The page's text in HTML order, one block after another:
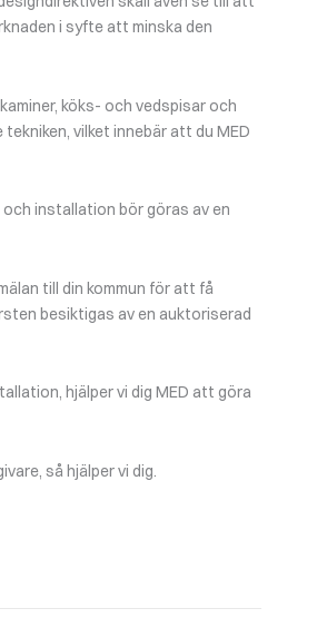
i syfte att minska den
köks- och vedspisar och
vilket innebär att du MED
installation bör göras av en
till din kommun för att få
besiktigas av en auktoriserad
hjälper vi dig MED att göra
så hjälper vi dig.